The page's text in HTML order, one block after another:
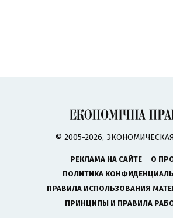
© 2005-2026,
РЕКЛАМА НА САЙТЕ
О
ПОЛИТИКА
ПРАВИЛА ИСПОЛЬЗОВАНИЯ
ПРИНЦИПЫ И ПРАВИЛА